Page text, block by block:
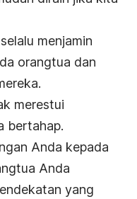
menjamin
orangtua dan
merestui
bertahap.
Anda kepada
Anda
yang